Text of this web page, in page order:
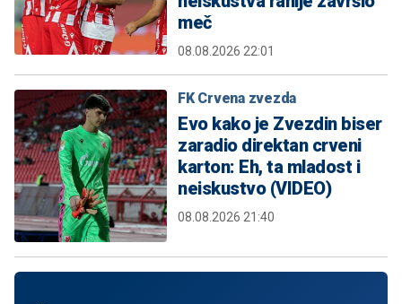
meč
08.08.2026 22:01
FK Crvena zvezda
Evo kako je Zvezdin biser
zaradio direktan crveni
karton: Eh, ta mladost i
neiskustvo (VIDEO)
08.08.2026 21:40